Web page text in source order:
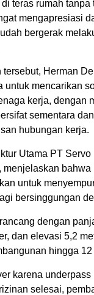
teras rumah tanpa
mengapresiasi
bergerak
tersebut, Herman
untuk mencarikan
kerja, dengan
sementara
hubungan kerja.
Utama PT Servo
menjelaskan
untuk
bersinggungan
dengan
dan elevasi 5,2
hingga 12
karena underpass
selesai,